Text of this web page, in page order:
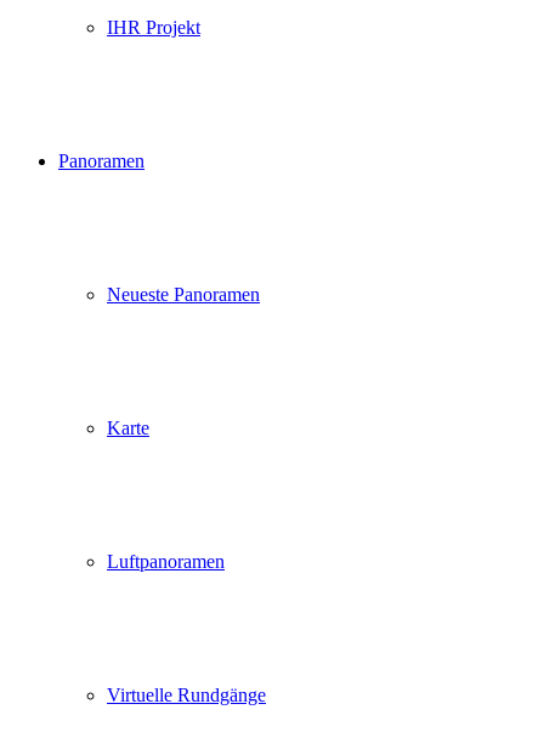
IHR Projekt
Panoramen
Neueste Panoramen
Karte
Luftpanoramen
Virtuelle Rundgänge